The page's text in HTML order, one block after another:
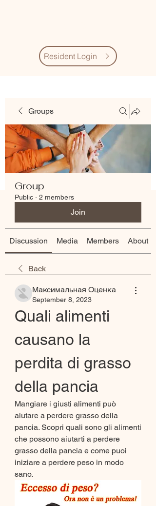
Resident Login
Groups
Group
Public · 2 members
Join
Discussion Media Members About
Back
Максимальная Оценка
September 8, 2023
Quali alimenti
causano la
perdita di grasso
della pancia
Mangiare i giusti alimenti può
aiutare a perdere grasso della
pancia. Scopri quali sono gli alimenti
che possono aiutarti a perdere
grasso della pancia e come puoi
iniziare a perdere peso in modo
sano.